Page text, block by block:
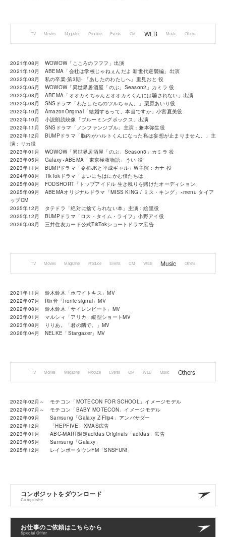
TV Movies Magazine Produce Events CM WEB Music Others
2021年08月 WOWOW「こころのフフフ」出演
2021年10月 ABEMA「会社は学校じゃねぇんだよ 新世代逆襲編」出演
2022年03月 私の卒業-第3期- 「あしたのわたしへ」里見おと 役
2022年05月 WOWOW「異世界居酒屋「のぶ」Season2」カミラ 役
2022年08月 ABEMA「オオカミちゃんとオオカミくんには騙されない」出演
2022年08月 SNSドラマ「わたしたちのツルちゃん。」栗原あいり役
2022年10月 AmazonOriginal「結婚するって、本当ですか」小宮夏美役
2022年10月 小説朗読映像「ブルーミングボックス」出演
2022年11月 SNSドラマ「ノンファンジブル」主演：兼本弥生役
2022年12月 BUMPドラマ「脳内がハルトくんになった私は妄想が止まりません。」主
演：リカ役
2023年01月 WOWOW「異世界居酒屋「のぶ」Season3」カミラ 役
2023年05月 Galaxy×ABEMA「東京極夜物語」うい 役
2023年11月 BUMPドラマ「令和JKと平成ギャル」W主演：カナ 役
2024年08月 TikTokドラマ「まいにちはにかむ僕たちは」
2025年08月 FODSHORT「トップアイドル 生き残りを賭けたオーディション」
2025年09月 ABEMAオリジナルドラマ「MISS KING / ミス・キング」×menu タイア
ップCM
2025年12月 タテドラ「絶対に捨てられない本」主演：絵里役
2025年12月 BUMPドラマ「ロス・タイム・ライフ」小野アイ役
2026年03月 三井住友カード公式TikTokショートドラマ広告
TV Movies Magazine Produce Events CM WEB Music Others
2021年11月 鈴木鈴木「ホワイトキス」MV
2022年07月 Rin音「Ironic signal」MV
2022年08月 鈴木鈴木「サイレンビート」MV
2023年01月 マルシィ「アリカ」縦型ショートMV
2023年08月 りりあ。「君の隣で。」MV
2026年04月 NELKE「Stargazer」MV
TV Movies Magazine Produce Events CM WEB Music Others
2022年02月～ モテコン「MOTECON FOR SCHOOL」イメージモデル
2022年07月～ モテコン「BABY MOTECON」イメージモデル
2022年09月 Samsung「Galaxy Z Flip4」アンバサダー
2022年12月 「HEPFIVE」XMAS広告
2023年01月 ABC-MART限定adidas Originals「adidas」広告
2023年05月 Samsung「Galaxy」
2025年12月 レインボータウンFM「SNSFUN!」
コンポジットをダウンロード
Composite
お仕事のご依頼はこちらから
Special Offer